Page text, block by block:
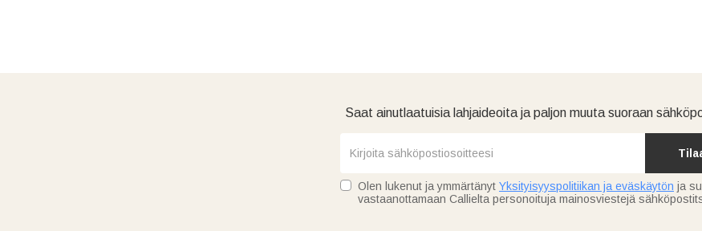
Saat ainutlaatuisia lahjaideoita ja paljon muuta suoraan
Olen lukenut ja ymmärtänyt Yksityisyyspolitiikan ja eväskäytön ja
vastaanottamaan Callielta personoituja mainosviestejä